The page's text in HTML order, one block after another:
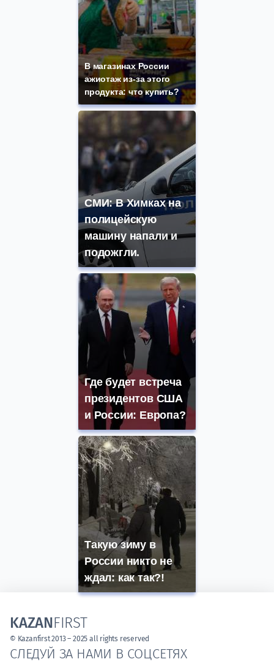
В магазинах России
ажиотаж из-за этого
продукта: что купить?
СМИ: В Химках на
полицейскую
машину напали и
подожгли.
Где будет встреча
президентов США
и России: Европа?
Такую зиму в
России никто не
ждал: как так?!
СЛЕДУЙ ЗА НАМИ В СОЦСЕТЯХ
KAZANFIRST
© Kazanfirst 2013 – 2025 all rights reserved